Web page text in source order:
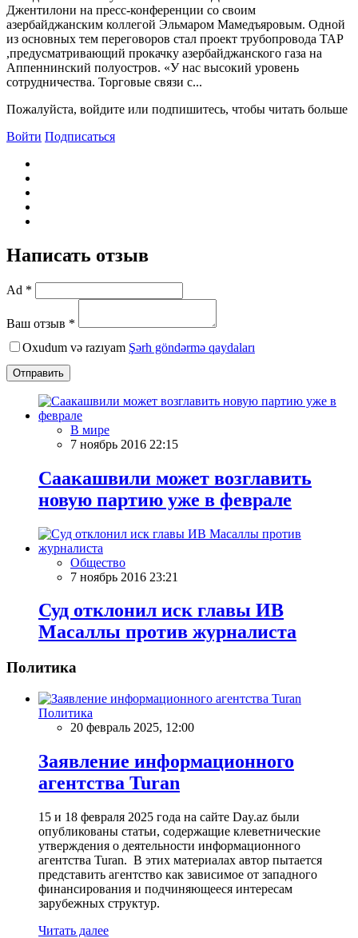
Джентилони на пресс-конференции со своим
азербайджанским коллегой Эльмаром Мамедъяровым. Одной
из основных тем переговоров стал проект трубопровода TAP
,предусматривающий прокачку азербайджанского газа на
Аппеннинский полуостров. «У нас высокий уровень
сотрудничества. Торговые связи с...
Пожалуйста, войдите или подпишитесь, чтобы читать больше
Войти Подписаться
Написать отзыв
Ad *
Ваш отзыв *
Oxudum və razıyam Şərh göndərmə qaydaları
Отправить
В мире
7 ноябрь 2016 22:15
Саакашвили может возглавить
новую партию уже в феврале
Общество
7 ноябрь 2016 23:21
Суд отклонил иск главы ИВ
Масаллы против журналиста
Политика
Политика
20 февраль 2025, 12:00
Заявление информационного
агентства Turan
15 и 18 февраля 2025 года на сайте Day.az были
опубликованы статьи, содержащие клеветнические
утверждения о деятельности информационного
агентства Turan. В этих материалах автор пытается
представить агентство как зависимое от западного
финансирования и подчиняющееся интересам
зарубежных структур.
Читать далее